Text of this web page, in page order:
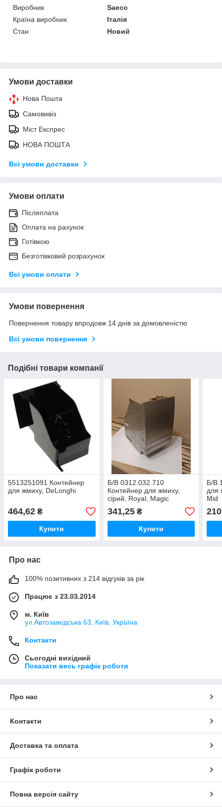
Виробник
Saeco
Країна виробник
Італія
Стан
Новий
Умови доставки
Нова Пошта
Самовивіз
Міст Експрес
НОВА ПОШТА
Всі умови доставки
Умови оплати
Післяплата
Оплата на рахунок
Готівкою
Безготівковий розрахунок
Всі умови оплати
Умови повернення
Повернення товару впродовж 14 днів за домовленістю
Всі умови повернення
Подібні товари компанії
5513251091 Контейнер
для жмиху, DeLonghi
464,62 ₴
Купити
Б/В 0312.032.710
Контейнер для жмиху,
сірий, Royal, Magic
341,25₴
Купити
Б/В
для
Mid
210
Про нас
100% позитивних з 214 відгуків за рік
Працює з 23.03.2014
м. Київ
ул.Автозаводська 63, Київ, Україна
Контакти
Сьогодні вихідний
Показати весь графік роботи
Про нас
Контакти
Доставка та оплата
Графік роботи
Повна версія сайту